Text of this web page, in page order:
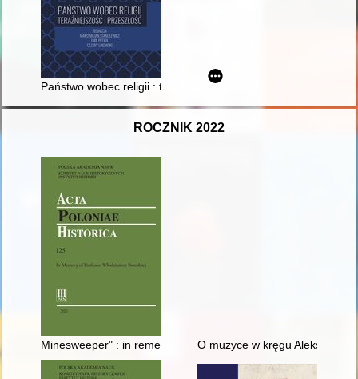
Państwo wobec religii : teraźniejszość i przeszłość
ROCZNIK 2022
Minesweeper" : in remembrance of Włodzimierz Borodziej
O muzyce w kręgu Aleksandra